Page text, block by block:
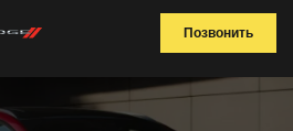
Позвонить